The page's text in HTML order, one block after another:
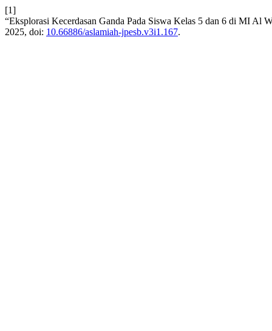
[1]
“Eksplorasi Kecerdasan Ganda Pada Siswa Kelas 5 dan 6 di MI Al
2025, doi: 10.66886/aslamiah-jpesb.v3i1.167.